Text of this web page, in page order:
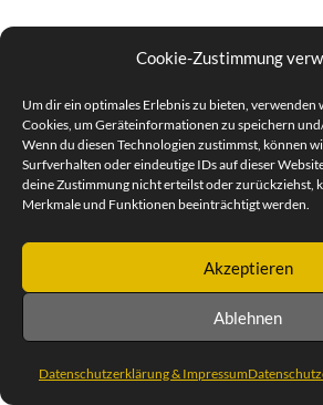
Cookie-Zustimmung
Um dir ein optimales Erlebnis zu bieten, verwenden
Cookies, um Geräteinformationen zu speichern
Wenn du diesen Technologien zustimmst, können
Surfverhalten oder eindeutige IDs auf dieser
deine Zustimmung nicht erteilst oder zurückziehst,
Merkmale und Funktionen beeinträchtigt werden.
Akzeptieren
Ablehnen
Datenschutzerklärung & Impressum
© SEBASTIAN REIMOLD |
DARMSTADT | TEL. +49 (0) 6151 30 88
57 258
DATENSCHUTZERKLÄRUNG &